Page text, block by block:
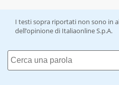
I testi sopra riportati non sono in
dell’opinione di Italiaonline S.p.A.